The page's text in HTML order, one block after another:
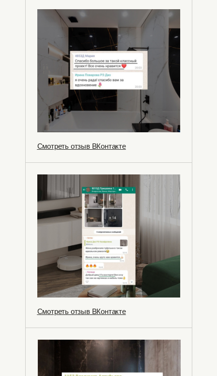
Смотреть отзыв ВКонтакте
Смотреть отзыв ВКонтакте